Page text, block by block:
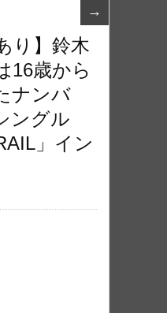
→
り】鈴木
16歳から
ナンバ
ングル
」イン